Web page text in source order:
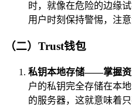
时，就像在危险的边缘
用户时刻保持警惕，注意
（二）Trust钱包
私钥本地存储——掌握资
户的私钥完全存储在本
的服务器，这就意味着